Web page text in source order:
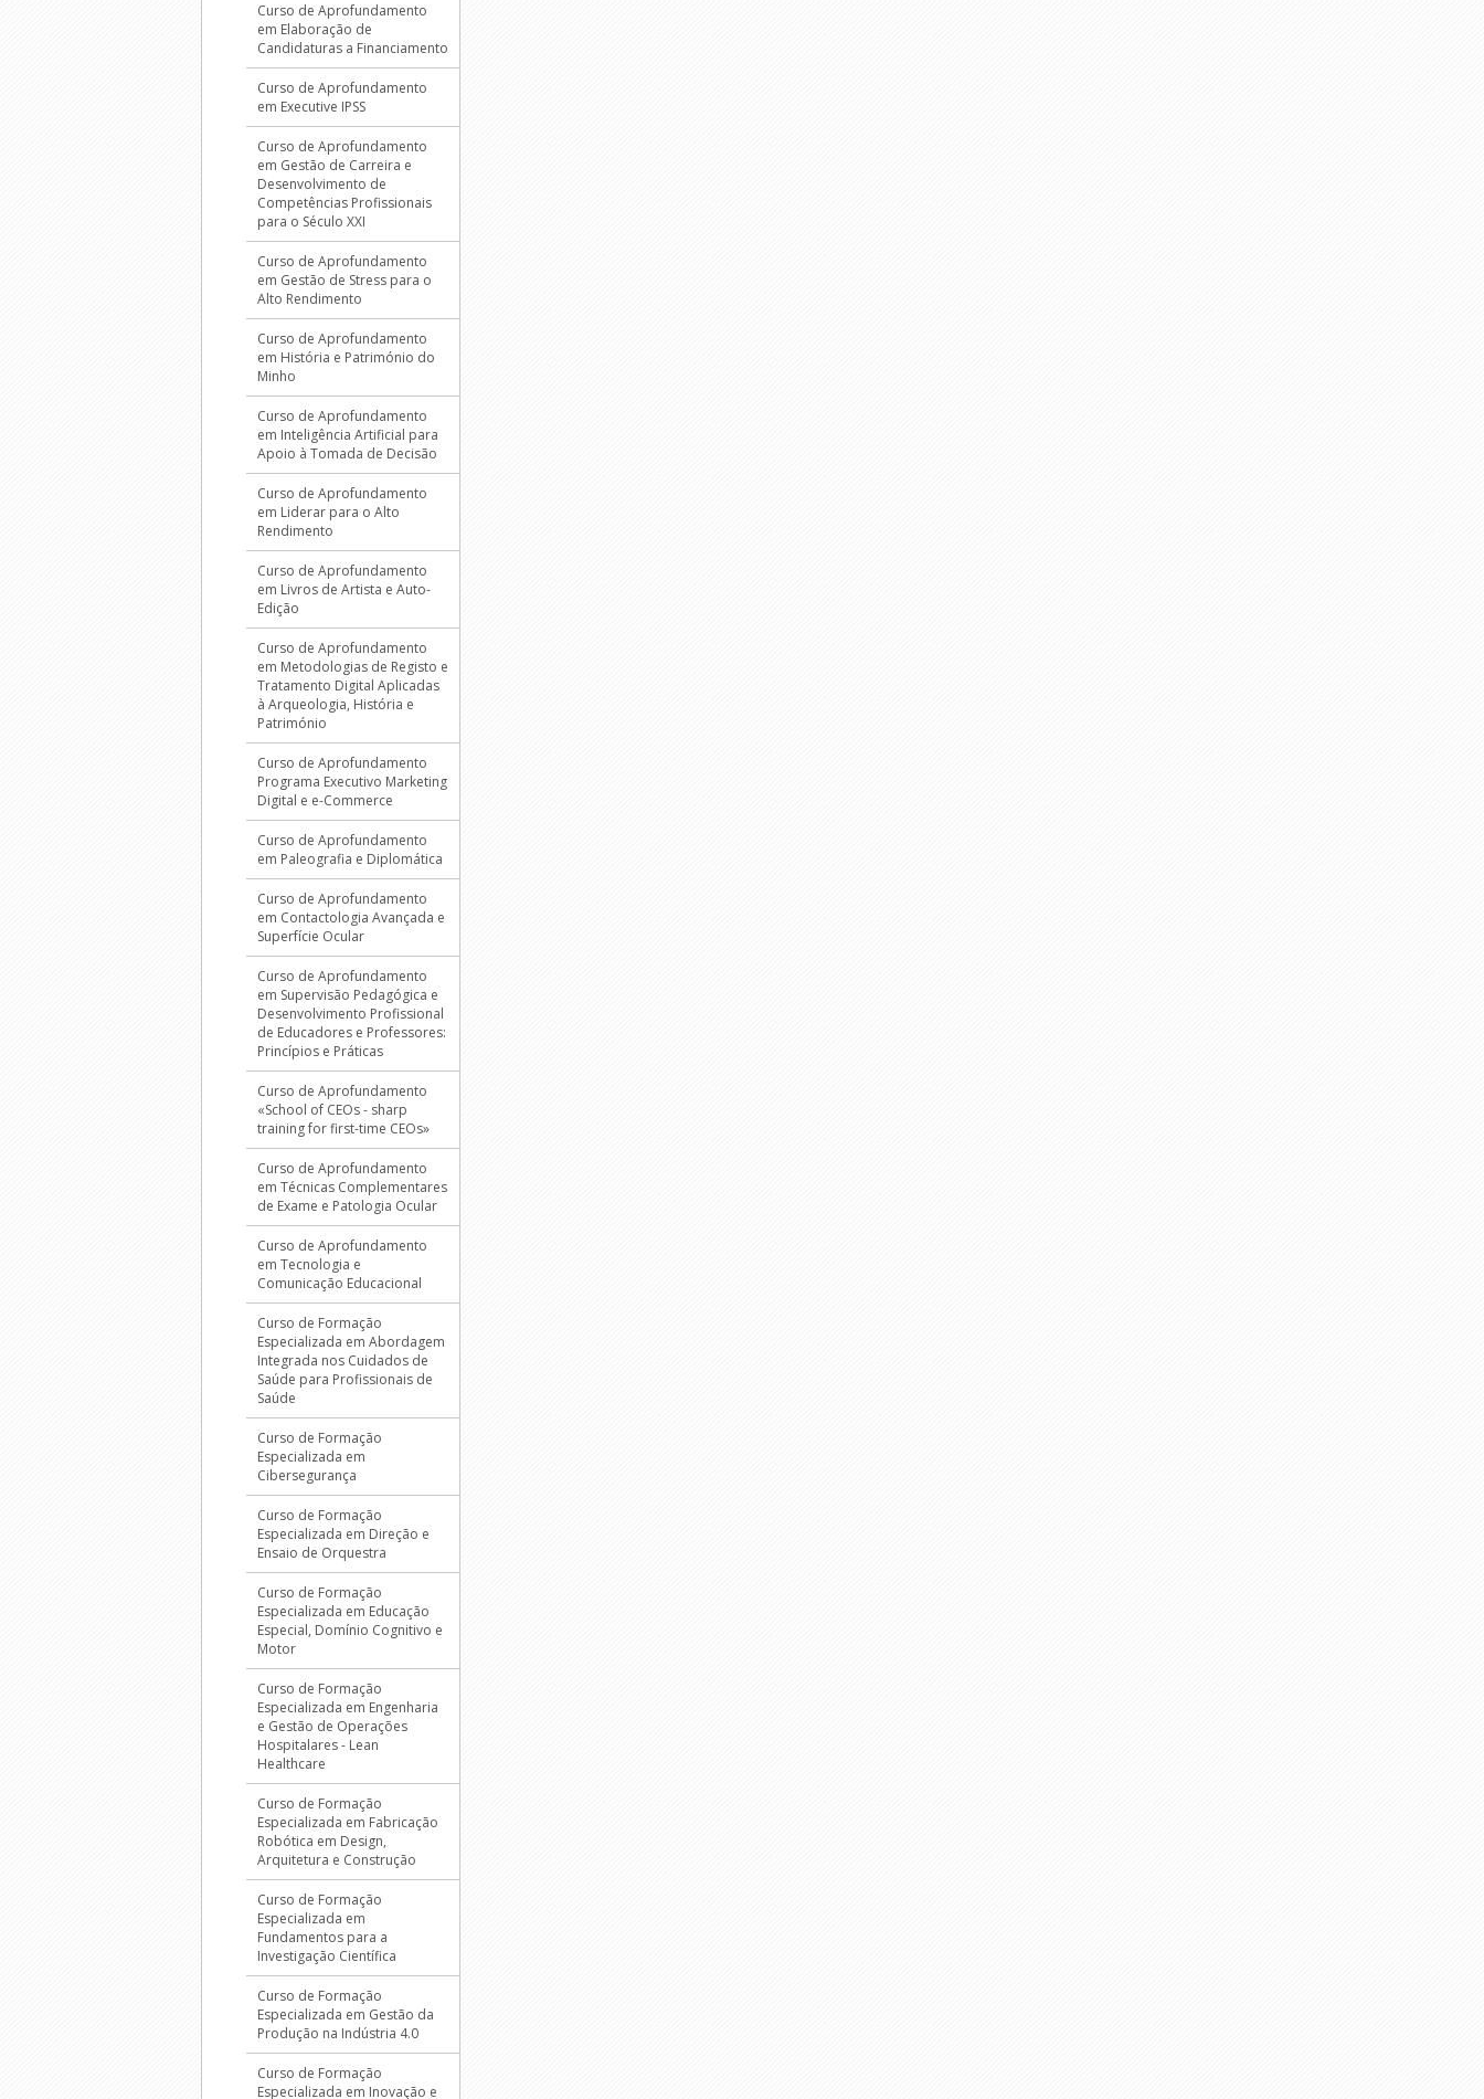
Curso de Aprofundamento
em Elaboração de
Candidaturas a Financiamento
Curso de Aprofundamento
em Executive IPSS
Curso de Aprofundamento
em Gestão de Carreira e
Desenvolvimento de
Competências Profissionais
para o Século XXI
Curso de Aprofundamento
em Gestão de Stress para o
Alto Rendimento
Curso de Aprofundamento
em História e Património do
Minho
Curso de Aprofundamento
em Inteligência Artificial para
Apoio à Tomada de Decisão
Curso de Aprofundamento
em Liderar para o Alto
Rendimento
Curso de Aprofundamento
em Livros de Artista e Auto-
Edição
Curso de Aprofundamento
em Metodologias de Registo e
Tratamento Digital Aplicadas
à Arqueologia, História e
Património
Curso de Aprofundamento
Programa Executivo Marketing
Digital e e-Commerce
Curso de Aprofundamento
em Paleografia e Diplomática
Curso de Aprofundamento
em Contactologia Avançada e
Superfície Ocular
Curso de Aprofundamento
em Supervisão Pedagógica e
Desenvolvimento Profissional
de Educadores e Professores:
Princípios e Práticas
Curso de Aprofundamento
«School of CEOs - sharp
training for first-time CEOs»
Curso de Aprofundamento
em Técnicas Complementares
de Exame e Patologia Ocular
Curso de Aprofundamento
em Tecnologia e
Comunicação Educacional
Curso de Formação
Especializada em Abordagem
Integrada nos Cuidados de
Saúde para Profissionais de
Saúde
Curso de Formação
Especializada em
Cibersegurança
Curso de Formação
Especializada em Direção e
Ensaio de Orquestra
Curso de Formação
Especializada em Educação
Especial, Domínio Cognitivo e
Motor
Curso de Formação
Especializada em Engenharia
e Gestão de Operações
Hospitalares - Lean
Healthcare
Curso de Formação
Especializada em Fabricação
Robótica em Design,
Arquitetura e Construção
Curso de Formação
Especializada em
Fundamentos para a
Investigação Científica
Curso de Formação
Especializada em Gestão da
Produção na Indústria 4.0
Curso de Formação
Especializada em Inovação e